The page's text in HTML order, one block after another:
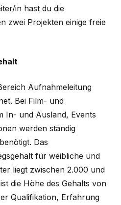
in hast du die
zwei Projekten einige freie
Aufnahmeleitung
Bei Film- und
In- und Ausland, Events
werden ständig
Das
für weibliche und
liegt zwischen 2.000 und
die Höhe des Gehalts von
Qualifikation, Erfahrung